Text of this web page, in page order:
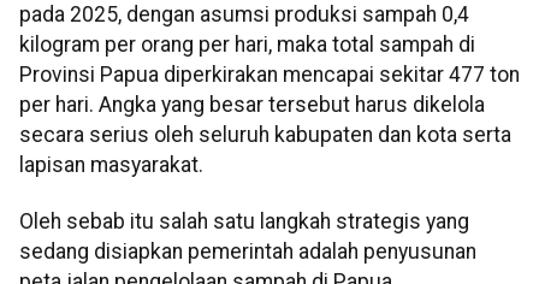
pada 2025, dengan asumsi produksi sampah 0,4
kilogram per orang per hari, maka total sampah di
Provinsi Papua diperkirakan mencapai sekitar 477 ton
per hari. Angka yang besar tersebut harus dikelola
secara serius oleh seluruh kabupaten dan kota serta
lapisan masyarakat.
Oleh sebab itu salah satu langkah strategis yang
sedang disiapkan pemerintah adalah penyusunan